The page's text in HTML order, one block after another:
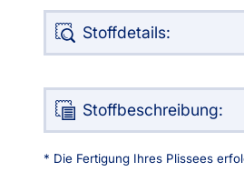
Stoffdetails:
Stoffbeschreibung:
* Die Fertigung Ihres Plissees